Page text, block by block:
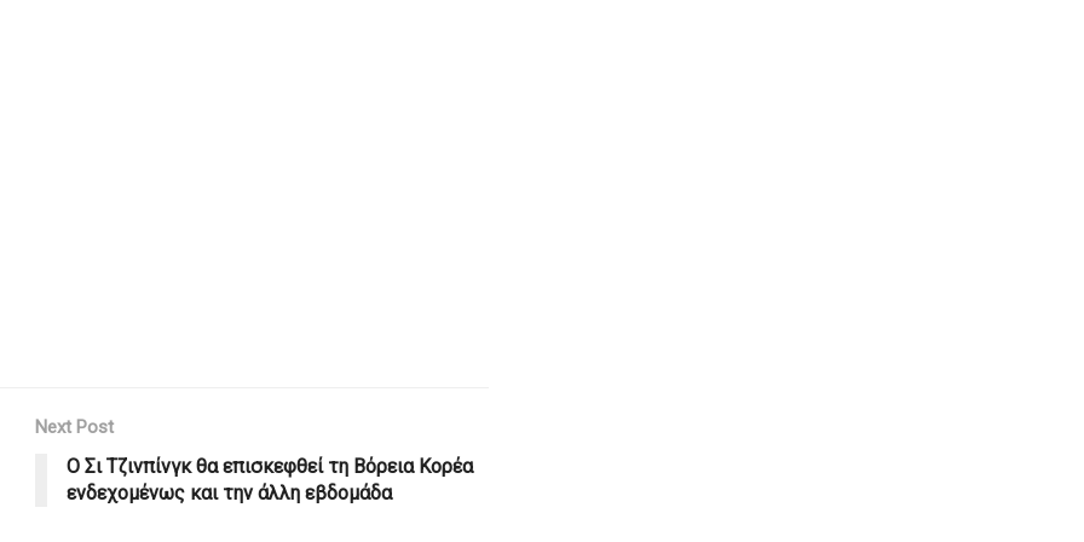
Next Post
Ο Σι Τζινπίνγκ θα επισκεφθεί τη Βόρεια Κορέα
ενδεχομένως και την άλλη εβδομάδα